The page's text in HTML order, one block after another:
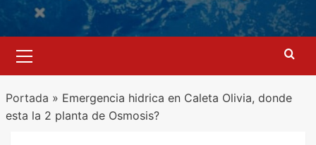
primario
Portada » Emergencia hidrica en Caleta Olivia, donde
esta la 2 planta de Osmosis?